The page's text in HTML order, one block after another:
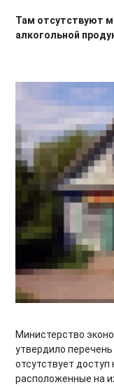
Там отсутствуют
алкогольной
Министерство
утвердило
отсутствует доступ
расположенные на